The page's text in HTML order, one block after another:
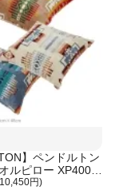
】ペンドルトン
ルピロー XP400 /
円)